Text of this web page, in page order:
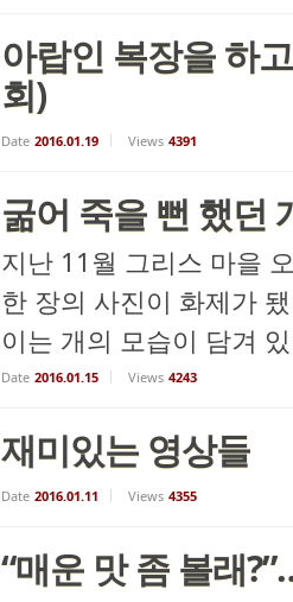
아랍인 복장을 하
회)
Date 2016.01.19 Views 4391
굶어 죽을 뻔 했던
지난 11월 그리스 마을
한 장의 사진이 화제가
이는 개의 모습이 담겨
Date 2016.01.15 Views 4243
재미있는 영상들
Date 2016.01.11 Views 4355
“매운 맛 좀 볼래